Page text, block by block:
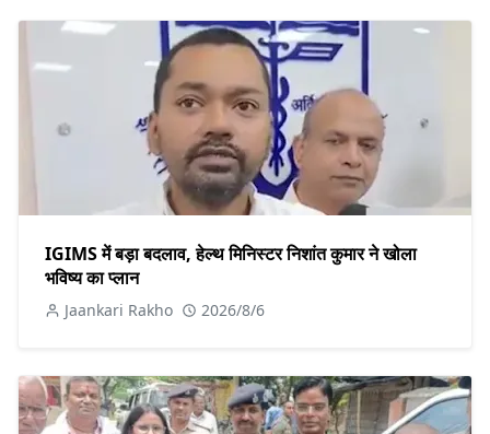
IGIMS में बड़ा बदलाव, हेल्थ मिनिस्टर निशांत कुमार ने खोला
भविष्य का प्लान
Jaankari Rakho 2026/8/6